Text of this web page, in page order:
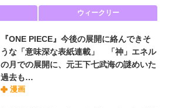
ウィークリー
『ONE PIECE』今後の展開に絡んできそ
うな「意味深な表紙連載」 「神」エネル
の月での展開に、元王下七武海の謎めいた
過去も…
漫画